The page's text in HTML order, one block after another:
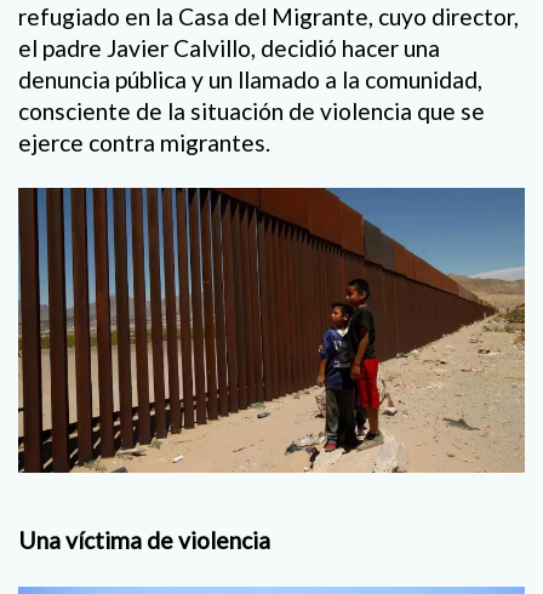
refugiado en la Casa del Migrante, cuyo director,
el padre Javier Calvillo, decidió hacer una
denuncia pública y un llamado a la comunidad,
consciente de la situación de violencia que se
ejerce contra migrantes.
Una víctima de violencia